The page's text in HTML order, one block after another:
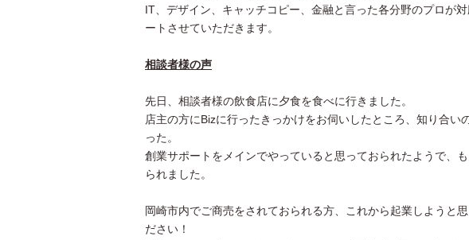
IT、デザイン、キャッチコピー、金融と言った各分野のプロが
ートさせていただきます。
相談者様の声
先日、相談者様の飲食店に夕食を食べに行きました。
店主の方にBizに行ったきっかけをお伺いしたところ、知り合
った。
創業サポートをメインでやっていると思っておられたようで、
られました。
岡崎市内でご商売をされておられる方、これから起業しようと
ださい！